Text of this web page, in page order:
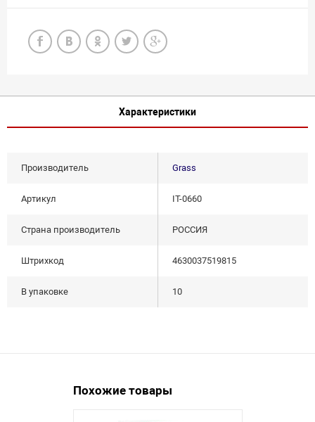
Характеристики
Производитель Grass
Артикул IT-0660
Страна производитель РОССИЯ
Штрихкод 4630037519815
В упаковке 10
Похожие товары